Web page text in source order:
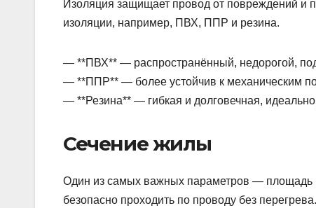
Изоляция защищает провод от повреждений и
изоляции, например, ПВХ, ППР и резина.
— **ПВХ** — распространённый, недорогой,
— **ППР** — более устойчив к механическим
— **Резина** — гибкая и долговечная,
Сечение жилы
Один из самых важных параметров — площадь
безопасно проходить по проводу без перегрева.